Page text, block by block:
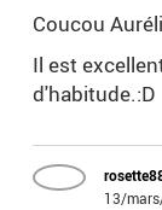
Coucou
Il est
d'habitude.:D
13/